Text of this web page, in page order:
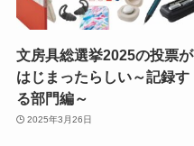
文房具総選挙2025の投票が
はじまったらしい～記録す
る部門編～
2025年3月26日